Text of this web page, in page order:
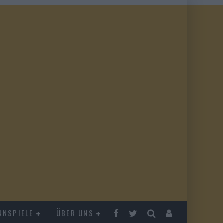
ÜBER UNS